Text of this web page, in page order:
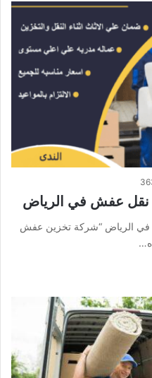
عفش في الرياض
الرياض “شركة تخزين عفش